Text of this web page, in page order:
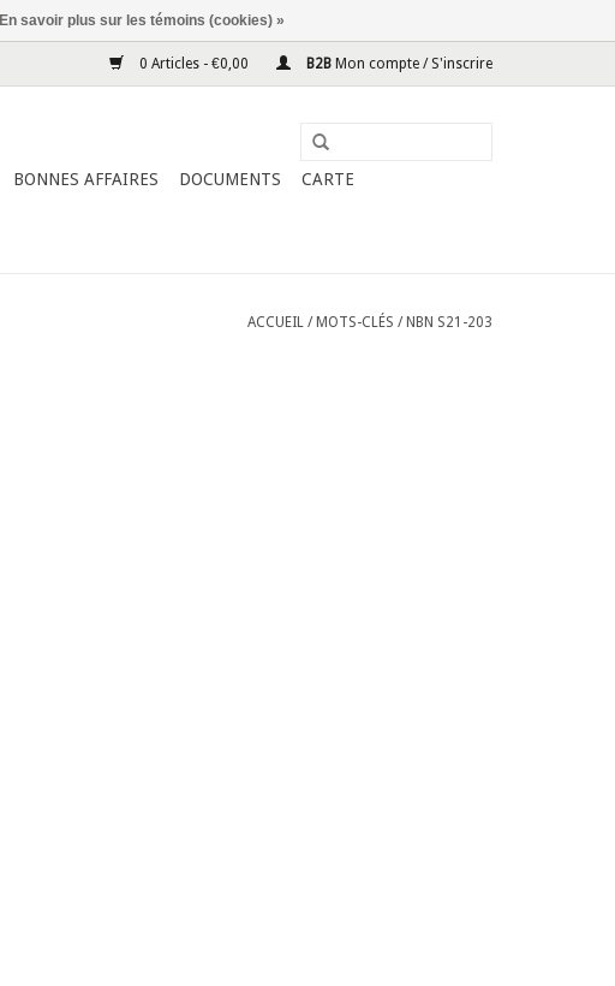
0 Articles - €0,00 B2B Mon compte / S'inscrire
BONNES AFFAIRES DOCUMENTS
CARTE
ACCUEIL / MOTS-CLÉS / NBN S21-203
En savoir plus sur les témoins (cookies) »